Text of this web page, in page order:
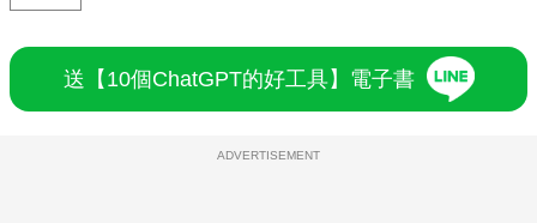
送【10個ChatGPT的好工具】電子書
ADVERTISEMENT